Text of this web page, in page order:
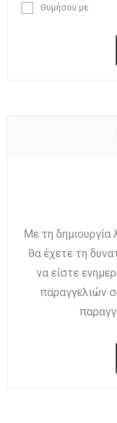
Με τη δημιουργία
θα έχετε τη
να είστε
παραγγελιών
Θυμήσου με